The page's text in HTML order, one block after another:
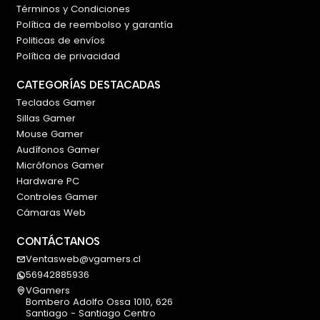
Términos y Condiciones
Política de reembolso y garantía
Politicas de envíos
Política de privacidad
CATEGORÍAS DESTACADAS
Teclados Gamer
Sillas Gamer
Mouse Gamer
Audífonos Gamer
Micrófonos Gamer
Hardware PC
Controles Gamer
Cámaras Web
CONTÁCTANOS
Ventasweb@vgamers.cl
56942885936
VGamers
Bombero Adolfo Ossa 1010, 626
Santiago - Santiago Centro